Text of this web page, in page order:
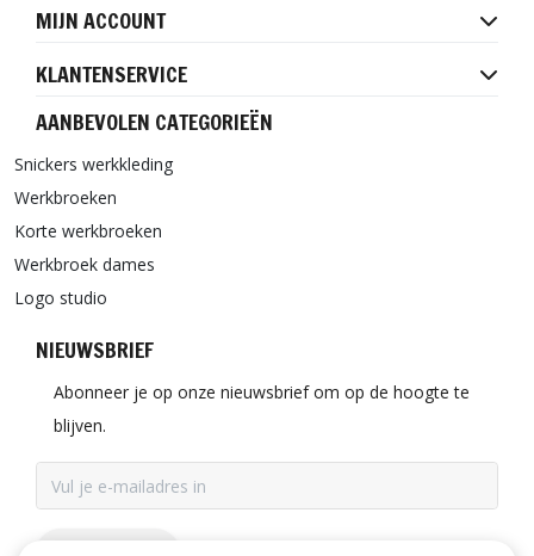
MIJN ACCOUNT
KLANTENSERVICE
AANBEVOLEN CATEGORIEËN
Snickers werkkleding
Werkbroeken
Korte werkbroeken
Werkbroek dames
Logo studio
NIEUWSBRIEF
Abonneer je op onze nieuwsbrief om op de hoogte te
blijven.